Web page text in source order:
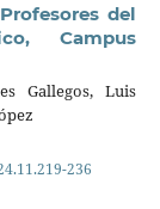
del
Campus
Gallegos, Luis
236